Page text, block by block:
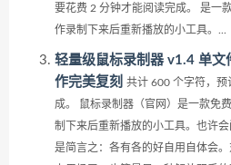
要花费 2 分钟才能阅读完成。 是一
作录制下来后重新播放的小工具。...
轻量级鼠标录制器 v1.4 单文
作完美复刻 共计 600 个字符，预
成。 鼠标录制器（官网）是一款免
制下来后重新播放的小工具。也许
是简言之：各有各的好自用自体会